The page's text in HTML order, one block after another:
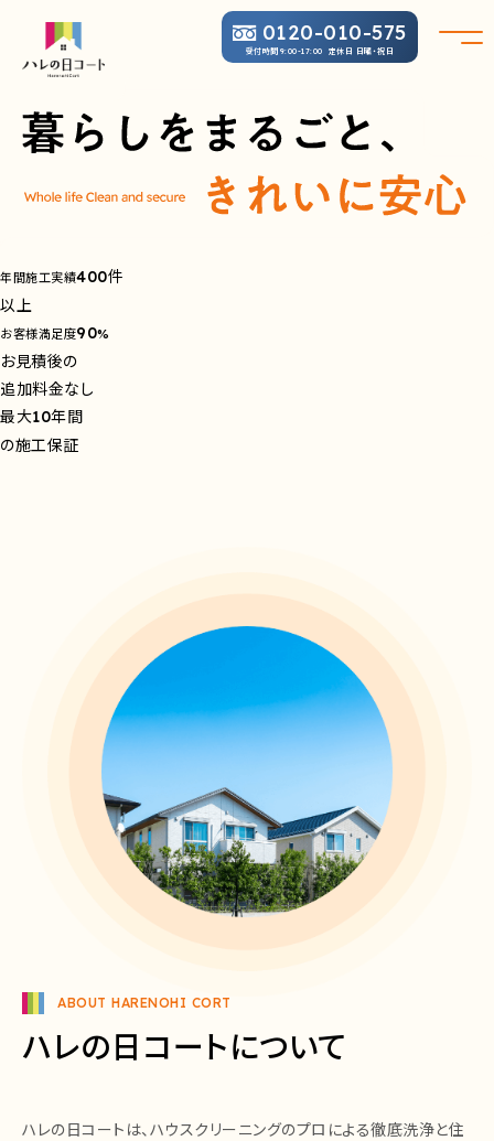
0120-010-575
受付時間 9:00-17:00 定休日 日曜・祝日
年間施工実績400件
以上
お客様満足度90%
お見積後の
追加料金なし
最大10年間
の施工保証
ABOUT HARENOHI CORT
ハレの日コートについて
ハレの日コートは、ハウスクリーニングのプロによる徹底洗浄と住